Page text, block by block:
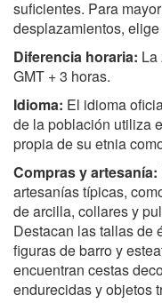
suficientes. Para
desplazamientos,
Diferencia horaria: La
GMT + 3 horas.
Idioma: El idioma
de la población utiliza
propia de su etnia
Compras y artesanía:
artesanías típicas,
de arcilla, collares y
Destacan las tallas de
figuras de barro y
encuentran cestas
endurecidas y objetos